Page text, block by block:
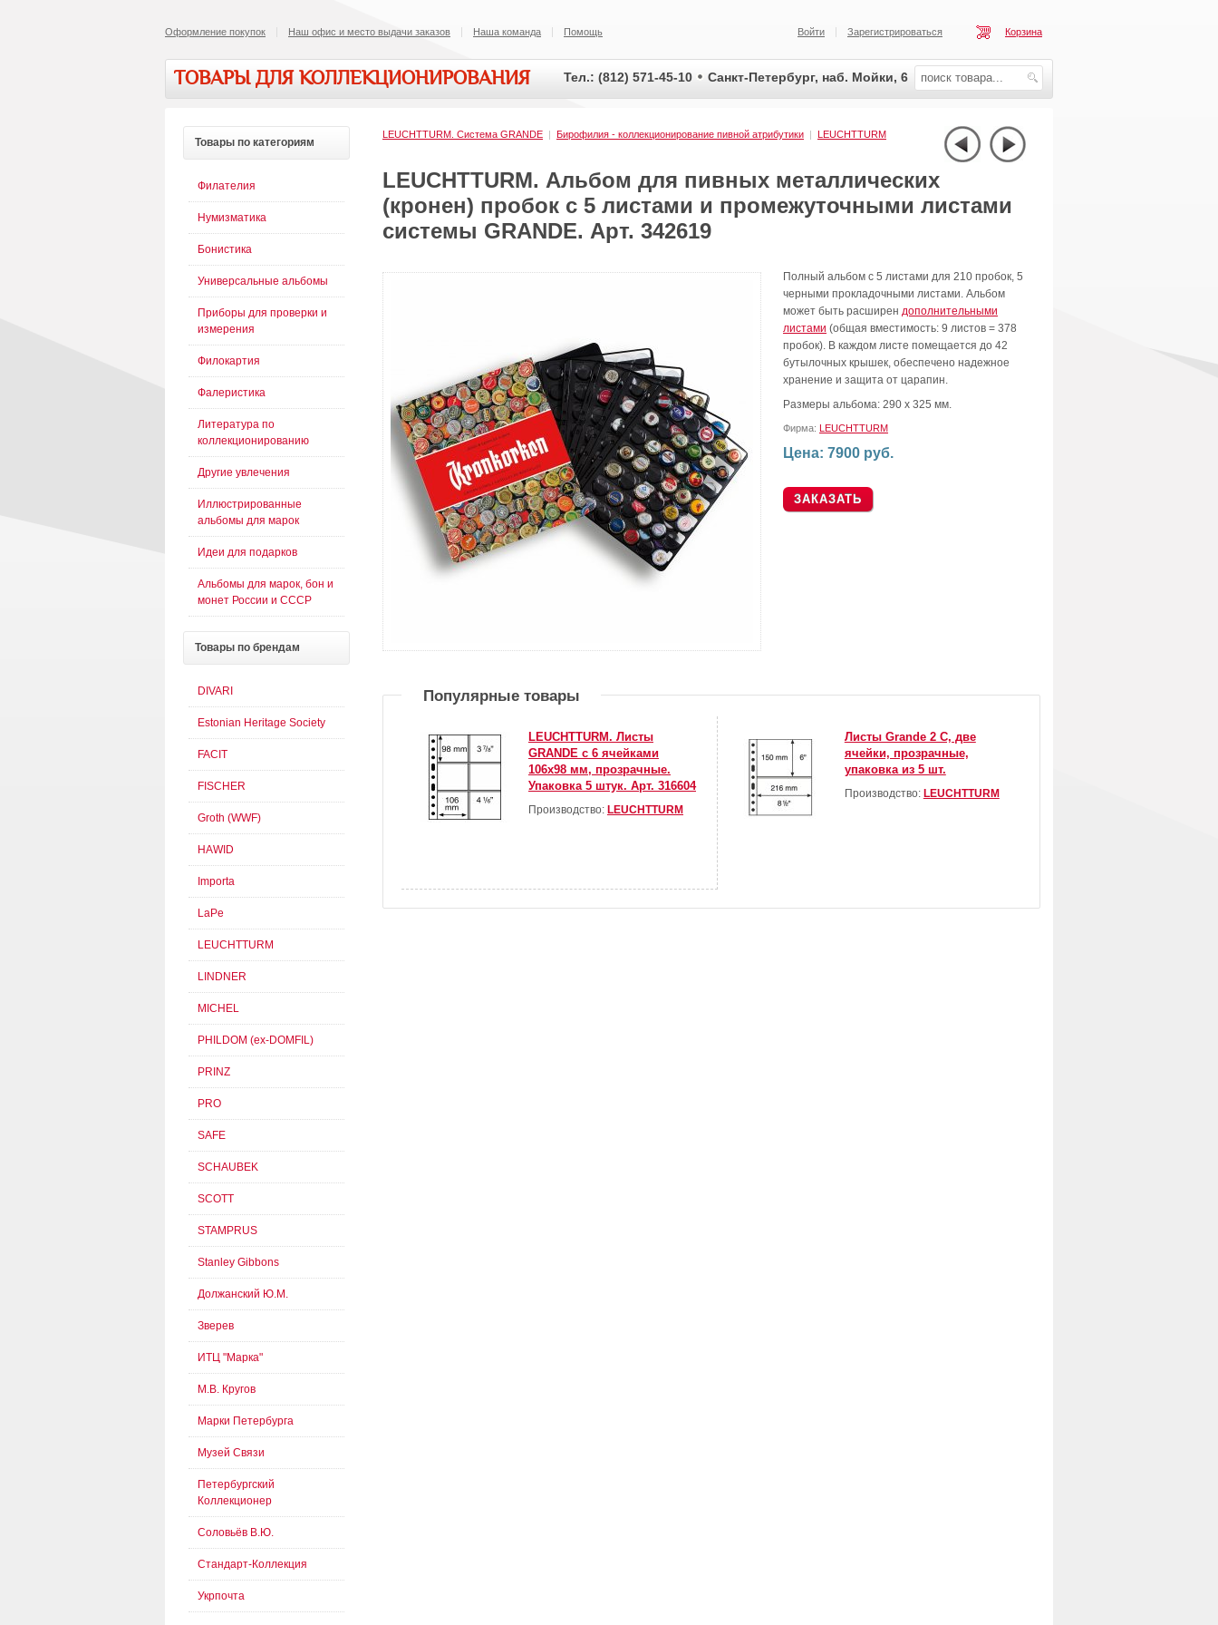
Оформление покупок Наш офис и место выдачи заказов Наша команда Помощь Корзина
Зарегистрироваться
Войти
ТОВАРЫ ДЛЯ КОЛЛЕКЦИОНИРОВАНИЯ Тел.: (812) 571-45-10 Санкт-Петербург, наб. Мойки, 6
LEUCHTTURM. Cистема GRANDE | Бирофилия - коллекционирование пивной атрибутики | LEUCHTTURM
LEUCHTTURM. Альбом для пивных металлических
(кронен) пробок с 5 листами и промежуточными листами
системы GRANDE. Арт. 342619
Полный альбом с 5 листами для 210 пробок, 5
черными прокладочными листами. Альбом
может быть расширен дополнительными
листами (общая вместимость: 9 листов = 378
пробок). В каждом листе помещается до 42
бутылочных крышек, обеспечено надежное
хранение и защита от царапин.
Размеры альбома: 290 х 325 мм.
Фирма: LEUCHTTURM
Цена: 7900 руб.
Популярные товары
LEUCHTTURM. Листы
GRANDE c 6 ячейками
106х98 мм, прозрачные.
Упаковка 5 штук. Арт. 316604
Производство: LEUCHTTURM
Листы Grande 2 С, две
ячейки, прозрачные,
упаковка из 5 шт.
Производство: LEUCHTTURM
Товары по категориям
Филателия
Нумизматика
Бонистика
Универсальные альбомы
Приборы для проверки и
измерения
Филокартия
Фалеристика
Литература по
коллекционированию
Другие увлечения
Иллюстрированные
альбомы для марок
Идеи для подарков
Альбомы для марок, бон и
монет России и СССР
Товары по брендам
DIVARI
Estonian Heritage Society
FACIT
FISCHER
Groth (WWF)
HAWID
Importa
LaPe
LEUCHTTURM
LINDNER
MICHEL
PHILDOM (ex-DOMFIL)
PRINZ
PRO
SAFE
SCHAUBEK
SCOTT
STAMPRUS
Stanley Gibbons
Должанский Ю.М.
Зверев
ИТЦ "Марка"
М.В. Кругов
Марки Петербурга
Музей Связи
Петербургский
Коллекционер
Соловьёв В.Ю.
Стандарт-Коллекция
Укрпочта